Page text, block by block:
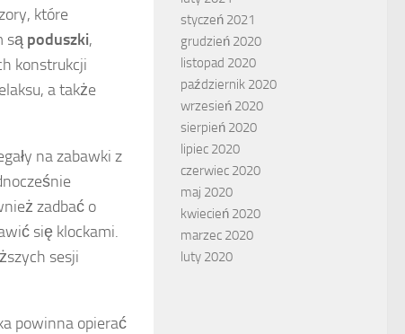
które
są poduszki,
konstrukcji
a także
na zabawki z
zadbać o
się klockami.
sesji
powinna opierać
styczeń 2021
grudzień 2020
listopad 2020
październik 2020
wrzesień 2020
sierpień 2020
lipiec 2020
czerwiec 2020
maj 2020
kwiecień 2020
marzec 2020
luty 2020